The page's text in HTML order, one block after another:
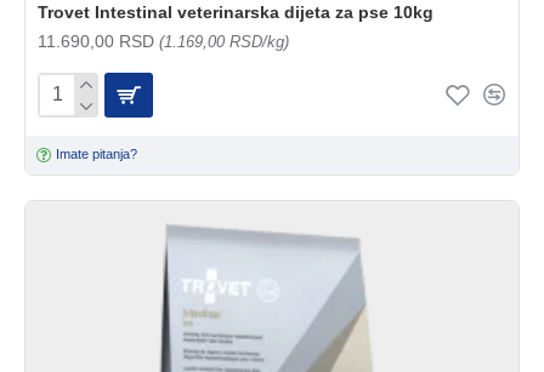
Trovet Intestinal veterinarska dijeta za pse 10kg
11.690,00 RSD (1.169,00 RSD/kg)
Imate pitanja?